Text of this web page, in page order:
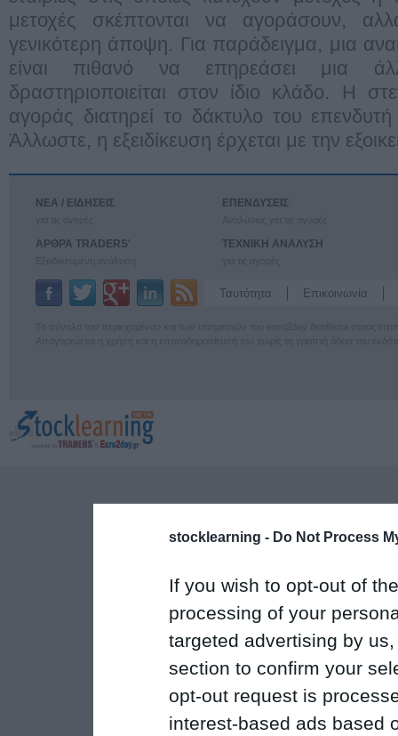
stocklearning - Do Not Process
If you wish to opt-out of
processing of your
targeted advertising by
section to confirm your
opt-out request is
interest-based ads based
μετοχές σκέπτονται να αγοράσουν,
γενικότερη άποψη. Για παράδειγμα, μια
είναι πιθανό να επηρεάσει μια
δραστηριοποιείται στον ίδιο κλάδο. Η
αγοράς διατηρεί το δάκτυλο του
Άλλωστε, η εξειδίκευση έρχεται με την
ΝΕΑ / ΕΙΔΗΣΕΙΣ
ΑΡΘΡΑ TRADERS'
ΕΠΕΝΔΥΣΕΙΣ
ΤΕΧΝΙΚΗ ΑΝΑΛΥΣΗ
Ταυτότητα Επικοινωνία